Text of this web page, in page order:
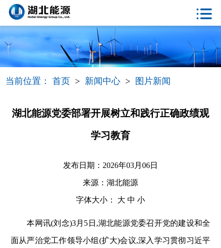
当前位置：首页 > 新闻中心 > 图片新闻
湖北能源党委部署开展树立和践行正确政绩观
学习教育
发布日期：2026年03月06日
来源：湖北能源
字体大小： 大 中 小
本网讯(刘念)3月5日,湖北能源党委召开党的建设和全
面从严治党工作领导小组(扩大)会议,深入学习贯彻习近平